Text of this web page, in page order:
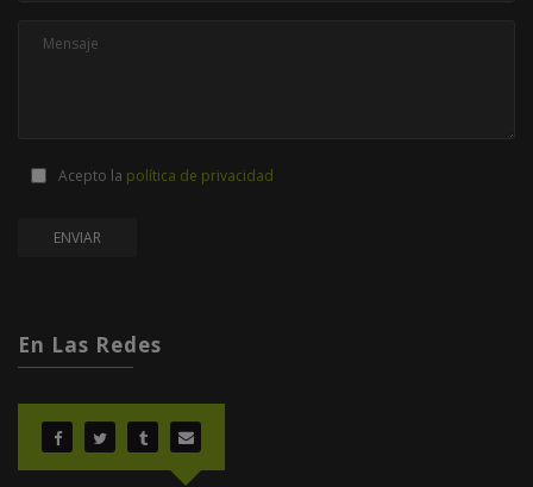
Acepto la política de privacidad
En Las Redes